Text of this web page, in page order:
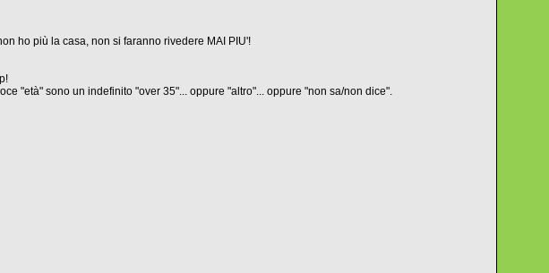
ho più la casa, non si faranno rivedere MAI PIU'!
"età" sono un indefinito "over 35"... oppure "altro"... oppure "non sa/non dice".